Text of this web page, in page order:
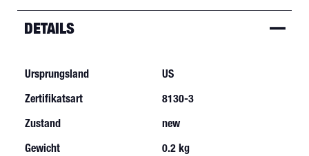
DETAILS
Ursprungsland
US
Zertifikatsart
8130-3
Zustand
new
Gewicht
0.2 kg